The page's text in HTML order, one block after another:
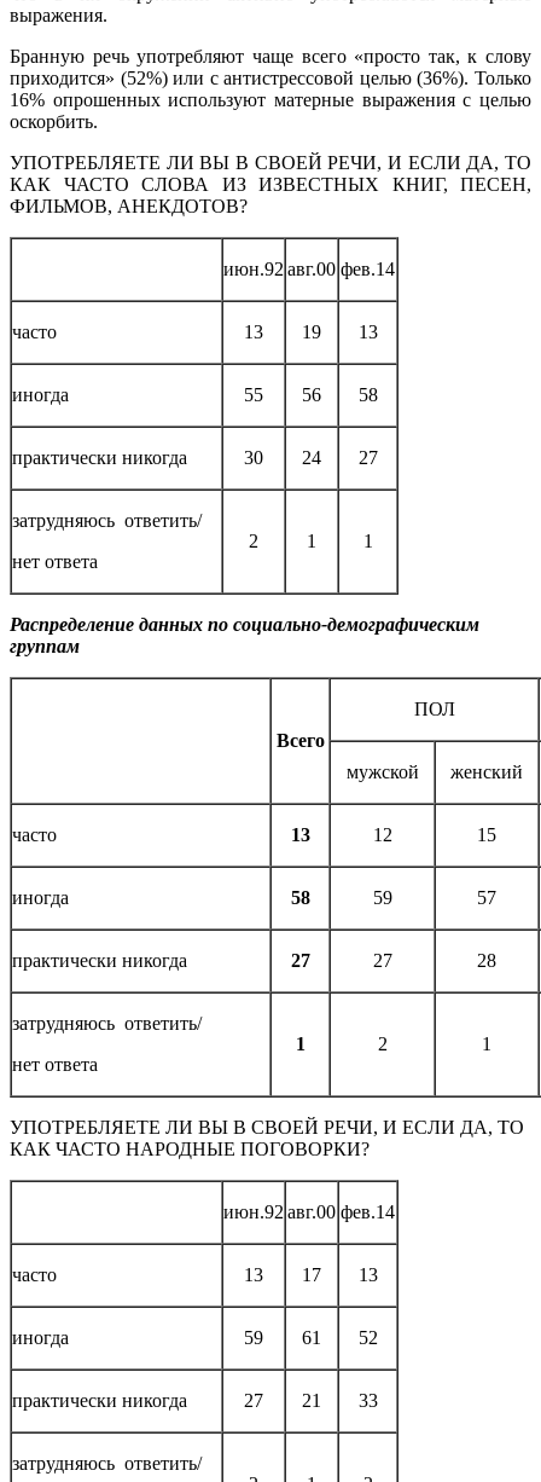
выражения.
Бранную речь употребляют чаще всего «просто так, к слову
приходится» (52%) или с антистрессовой целью (36%). Только
16% опрошенных используют матерные выражения с целью
оскорбить.
УПОТРЕБЛЯЕТЕ ЛИ ВЫ В СВОЕЙ РЕЧИ, И ЕСЛИ ДА, ТО
КАК ЧАСТО СЛОВА ИЗ ИЗВЕСТНЫХ КНИГ, ПЕСЕН,
ФИЛЬМОВ, АНЕКДОТОВ?
июн.92 авг.00 фев.14
часто 13 19 13
иногда 55 56 58
практически никогда 30 24 27
затрудняюсь ответить/
нет ответа
2 1 1
Распределение данных по социально-демографическим
группам
Всего
ПОЛ
мужской женский
часто 13 12 15
иногда 58 59 57
практически никогда 27 27 28
затрудняюсь ответить/
нет ответа
1 2 1
УПОТРЕБЛЯЕТЕ ЛИ ВЫ В СВОЕЙ РЕЧИ, И ЕСЛИ ДА, ТО
КАК ЧАСТО НАРОДНЫЕ ПОГОВОРКИ?
июн.92 авг.00 фев.14
часто 13 17 13
иногда 59 61 52
практически никогда 27 21 33
затрудняюсь ответить/